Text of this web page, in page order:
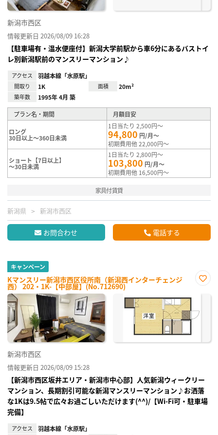
新潟市西区
情報更新日 2026/08/09 16:28
【駐車場有・温水便座付】新潟大学前駅から車6分にあるバストイ
レ別新潟駅前のマンスリーマンション♪
アクセス 羽越本線「水原駅」
間取り 1K 面積 20m²
築年数 1995年 4月 築
プラン名・期間 月額目安
ロング
30日以上～360日未満
1日当たり 2,500円～
94,800 円/月～
初期費用他 22,000円～
ショート【7日以上】
～30日未満
1日当たり 2,800円～
103,800 円/月～
初期費用他 16,500円～
家具付賃貸
新潟県 新潟市西区
お問合わせ 電話する
キャンペーン
Kマンスリー新潟市西区役所南（新潟西インターチェンジ
西） 202・1K-【中部屋】(No.712690)
に入
録
新潟市西区
情報更新日 2026/08/09 15:28
【新潟市西区坂井エリア・新潟市中心部】人気新潟ウィークリー
マンション、長期割引可能な新潟マンスリーマンション♪お洒落
な1Kは9.5帖で広々お過ごしいただけます(^^)/【Wi-Fi可・駐車場
完備】
アクセス 羽越本線「水原駅」